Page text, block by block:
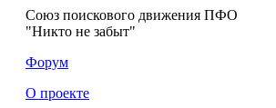
Союз поискового движения ПФО
"Никто не забыт"
Форум
О проекте